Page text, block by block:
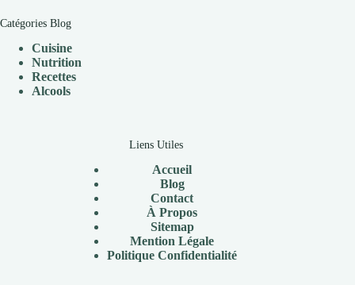
Catégories Blog
Cuisine
Nutrition
Recettes
Alcools
Liens Utiles
Accueil
Blog
Contact
À Propos
Sitemap
Mention Légale
Politique Confidentialité